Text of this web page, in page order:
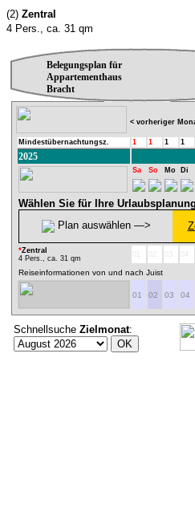
(2) Zentral
4 Pers., ca. 31 qm
Belegungsplan für
Appartementhaus
Bracht
< vorheriger
Mindestübernachtungsz. 1 1 1 1
2025
Sa So Mo Di
Wählen Sie für Ihre
Plan auswählen ―>
*Zentral
4 Pers., ca. 31 qm
Reiseinformationen von und nach Juist
01 02 03 04
Schnellsuche Zielmonat: